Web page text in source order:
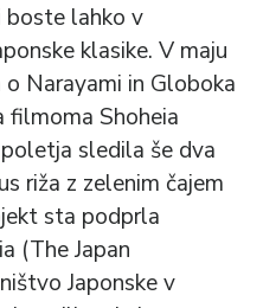
boste lahko v
klasike. V maju
Narayami in Globoka
filmoma Shoheia
sledila še dva
riža z zelenim čajem
sta podprla
(The Japan
Japonske v